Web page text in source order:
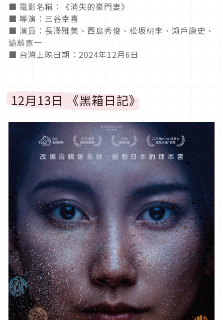
■ 電影名稱：《消失的豪門妻》
■ 導演：三谷幸喜
■ 演員：長澤雅美、西島秀俊、松坂桃李、瀬戶康史、
遠藤憲一
■ 台灣上映日期：2024年12月6日
12月13日 《黑箱日記》